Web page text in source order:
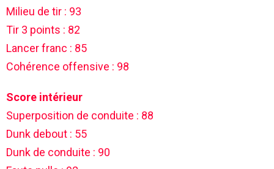
Milieu de tir : 93
Tir 3 points : 82
Lancer franc : 85
Cohérence offensive : 98
Score intérieur
Superposition de conduite : 88
Dunk debout : 55
Dunk de conduite : 90